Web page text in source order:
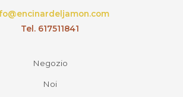
Tel. 617511841
Negozio
Noi